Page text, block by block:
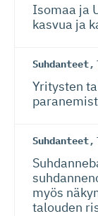
Isomaa ja
kasvua ja
Suhdanteet,
Yritysten
Suhdanteet,
myös
talouden